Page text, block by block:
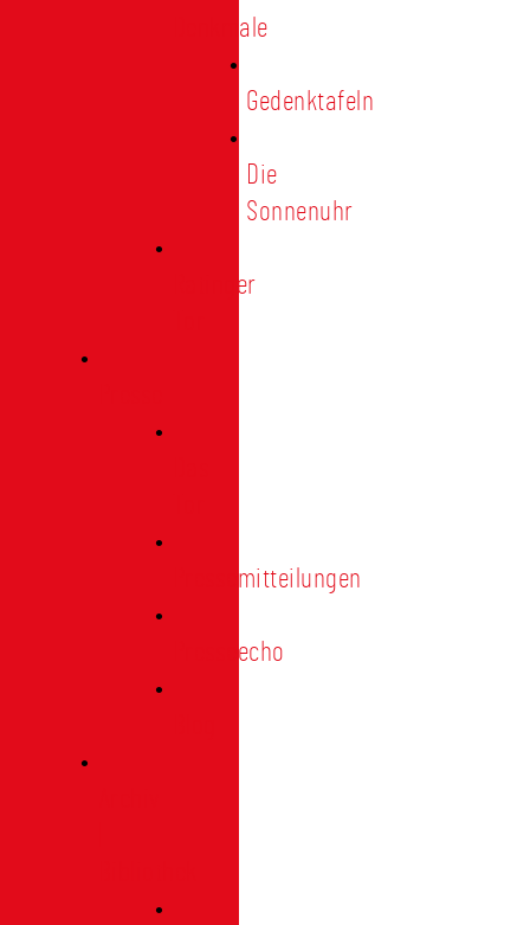
Denkmale
Gedenktafeln
Die
Sonnenuhr
Ratinger
Pressemitteilungen
Presseecho